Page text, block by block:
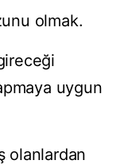
olmak.
uygun
olanlardan